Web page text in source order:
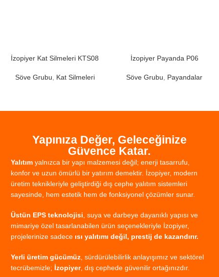
İzopiyer Kat Silmeleri KTS08
Söve Grubu Kat Silmeleri
İzopiyer Payanda P06
Söve Grubu Payandalar
Yapınıza Değer, Geleceğinize
Güvence Katar.
Yalıtım yalnızca bir yapı malzemesi değil; enerji tasarrufu,
konfor ve uzun ömürlü bir yatırım demektir. İzopiyer, modern
üretim teknikleriyle geliştirdiği dış cephe yalıtım sistemleri
sayesinde, hem estetik hem de fonksiyonel çözümler sunar.
Üstün EPS teknolojisi suya ve darbeye dayanıklı yapısı ve
mimariye özel tasarlanabilen ürün seçenekleriyle İzopiyer,
projelerinize sadece ısı yalıtımı değil, prestij de kazandırır.
Yerli üretim gücümüz sürdürülebilirlik anlayışımız ve sektörel
tecrübemizle; İzopiyer, dış cephede güvenilir ortağınızdır.